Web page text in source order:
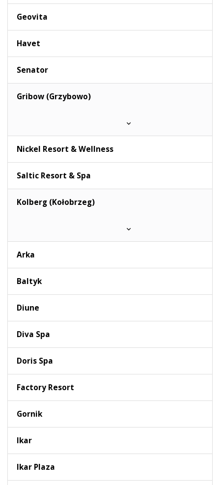
Geovita
Havet
Senator
Gribow (Grzybowo)
Nickel Resort & Wellness
Saltic Resort & Spa
Kolberg (Kołobrzeg)
Arka
Baltyk
Diune
Diva Spa
Doris Spa
Factory Resort
Gornik
Ikar
Ikar Plaza